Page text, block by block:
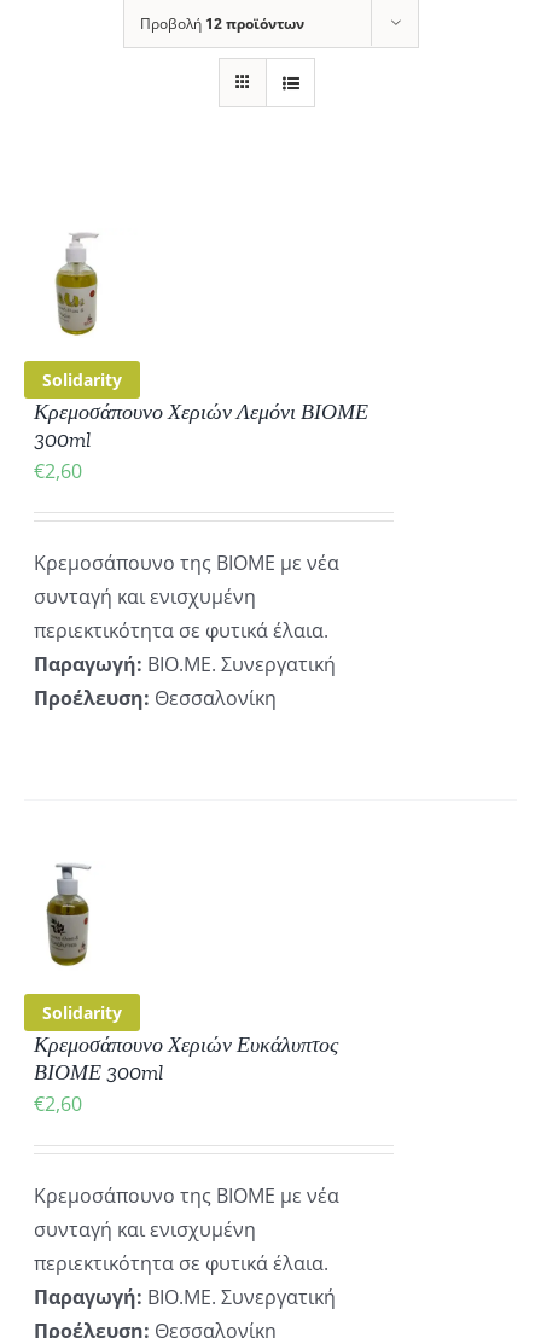
Προβολή 12 προϊόντων
Solidarity
Κρεμοσάπουνο Χεριών Λεμόνι ΒΙΟΜΕ
300ml
€2,60
Κρεμοσάπουνο της ΒΙΟΜΕ με νέα
συνταγή και ενισχυμένη
περιεκτικότητα σε φυτικά έλαια.
Παραγωγή: ΒΙΟ.ΜΕ. Συνεργατική
Προέλευση: Θεσσαλονίκη
Solidarity
Κρεμοσάπουνο Χεριών Ευκάλυπτος
ΒΙΟΜΕ 300ml
€2,60
Κρεμοσάπουνο της ΒΙΟΜΕ με νέα
συνταγή και ενισχυμένη
περιεκτικότητα σε φυτικά έλαια.
Παραγωγή: ΒΙΟ.ΜΕ. Συνεργατική
Προέλευση: Θεσσαλονίκη